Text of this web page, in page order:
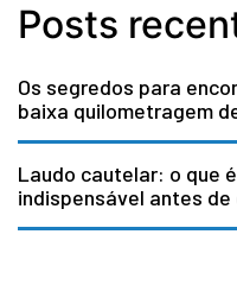
Posts
Os segredos para
baixa quilometragem
Laudo cautelar: o que
indispensável antes